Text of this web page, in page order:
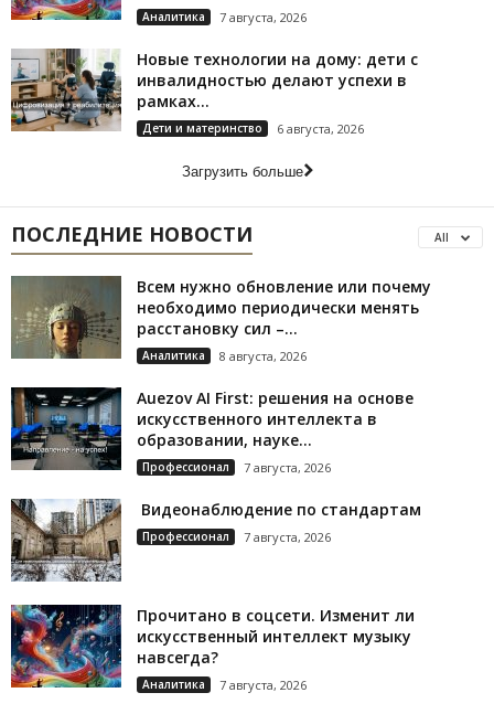
Аналитика 7 августа, 2026
Новые технологии на дому: дети с
инвалидностью делают успехи в
рамках...
Дети и материнство 6 августа, 2026
Загрузить больше
ПОСЛЕДНИЕ НОВОСТИ All
Всем нужно обновление или почему
необходимо периодически менять
расстановку сил –...
Аналитика 8 августа, 2026
Auezov AI First: решения на основе
искусственного интеллекта в
образовании, науке...
Профессионал 7 августа, 2026
Видеонаблюдение по стандартам
Профессионал 7 августа, 2026
Прочитано в соцсети. Изменит ли
искусственный интеллект музыку
навсегда?
Аналитика 7 августа, 2026